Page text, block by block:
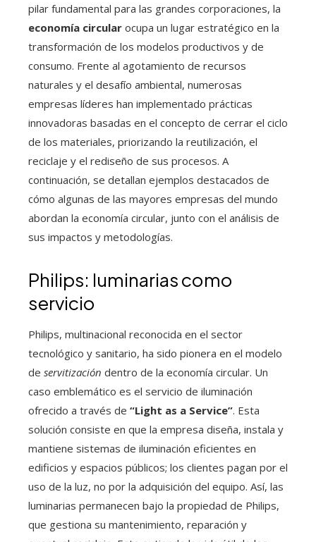
pilar fundamental para las grandes corporaciones, la
economía circular ocupa un lugar estratégico en la
transformación de los modelos productivos y de
consumo. Frente al agotamiento de recursos
naturales y el desafío ambiental, numerosas
empresas líderes han implementado prácticas
innovadoras basadas en el concepto de cerrar el ciclo
de los materiales, priorizando la reutilización, el
reciclaje y el rediseño de sus procesos. A
continuación, se detallan ejemplos destacados de
cómo algunas de las mayores empresas del mundo
abordan la economía circular, junto con el análisis de
sus impactos y metodologías.
Philips: luminarias como
servicio
Philips, multinacional reconocida en el sector
tecnológico y sanitario, ha sido pionera en el modelo
de servitización dentro de la economía circular. Un
caso emblemático es el servicio de iluminación
ofrecido a través de “Light as a Service”. Esta
solución consiste en que la empresa diseña, instala y
mantiene sistemas de iluminación eficientes en
edificios y espacios públicos; los clientes pagan por el
uso de la luz, no por la adquisición del equipo. Así, las
luminarias permanecen bajo la propiedad de Philips,
que gestiona su mantenimiento, reparación y